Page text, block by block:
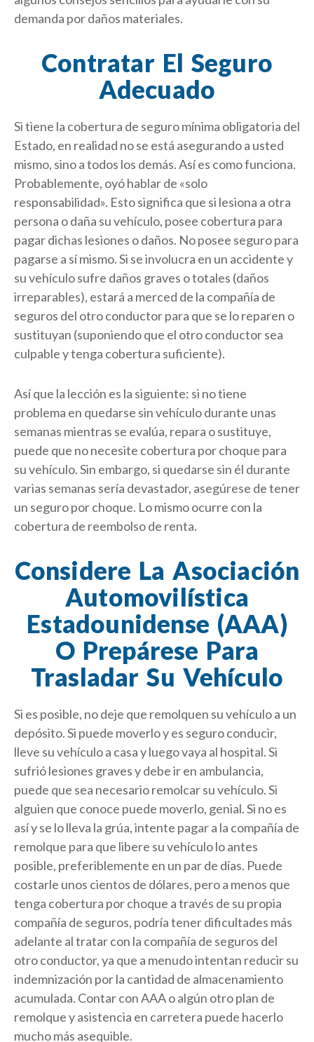
demanda por daños materiales.
Contratar El Seguro
Adecuado
Si tiene la cobertura de seguro mínima obligatoria del
Estado, en realidad no se está asegurando a usted
mismo, sino a todos los demás. Así es como funciona.
Probablemente, oyó hablar de «solo
responsabilidad». Esto significa que si lesiona a otra
persona o daña su vehículo, posee cobertura para
pagar dichas lesiones o daños. No posee seguro para
pagarse a sí mismo. Si se involucra en un accidente y
su vehículo sufre daños graves o totales (daños
irreparables), estará a merced de la compañía de
seguros del otro conductor para que se lo reparen o
sustituyan (suponiendo que el otro conductor sea
culpable y tenga cobertura suficiente).
Así que la lección es la siguiente: si no tiene
problema en quedarse sin vehículo durante unas
semanas mientras se evalúa, repara o sustituye,
puede que no necesite cobertura por choque para
su vehículo. Sin embargo, si quedarse sin él durante
varias semanas sería devastador, asegúrese de tener
un seguro por choque. Lo mismo ocurre con la
cobertura de reembolso de renta.
Considere La Asociación
Automovilística
Estadounidense (AAA)
O Prepárese Para
Trasladar Su Vehículo
Si es posible, no deje que remolquen su vehículo a un
depósito. Si puede moverlo y es seguro conducir,
lleve su vehículo a casa y luego vaya al hospital. Si
sufrió lesiones graves y debe ir en ambulancia,
puede que sea necesario remolcar su vehículo. Si
alguien que conoce puede moverlo, genial. Si no es
así y se lo lleva la grúa, intente pagar a la compañía de
remolque para que libere su vehículo lo antes
posible, preferiblemente en un par de días. Puede
costarle unos cientos de dólares, pero a menos que
tenga cobertura por choque a través de su propia
compañía de seguros, podría tener dificultades más
adelante al tratar con la compañía de seguros del
otro conductor, ya que a menudo intentan reducir su
indemnización por la cantidad de almacenamiento
acumulada. Contar con AAA o algún otro plan de
remolque y asistencia en carretera puede hacerlo
mucho más asequible.